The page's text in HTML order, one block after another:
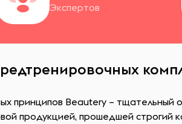
Экспертов
принципов Beautery – тщательный
продукцией, прошедшей строгий